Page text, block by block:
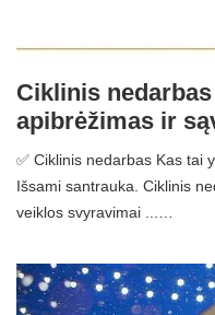
Ciklinis
apibrėžimas ir
✅ Ciklinis nedarbas Kas tai
Išsami santrauka. Ciklinis
veiklos svyravimai ...…